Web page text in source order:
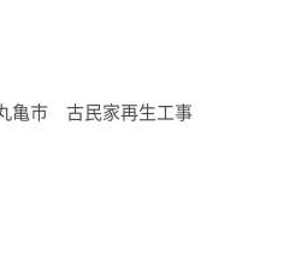
亀市 古民家再生工事